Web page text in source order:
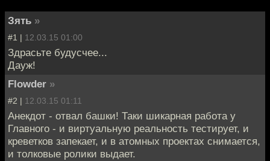
Зять »
#1 | 12.03.15 01:00
Здрасьте будусчее...
Дауж!
Flowder »
#2 | 12.03.15 01:11
Анекдот - отвал башки! Таки шикарная работа у
Главного - и виртуальную реальность тестирует, и
креветков запекает, и в атомных проектах снимается,
и толковые ролики выдает.